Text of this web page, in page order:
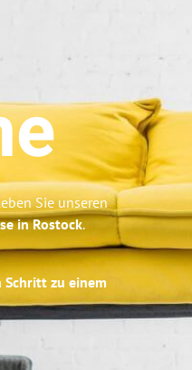
Sie unseren
in Rostock.
zu einem